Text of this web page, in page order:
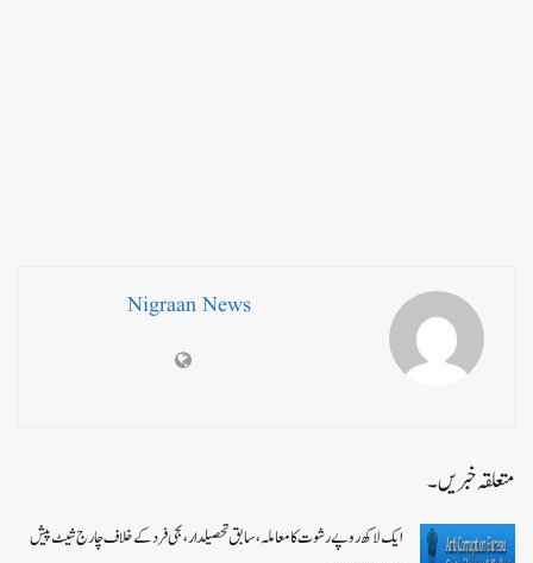
Nigraan News
متعلقہ خبریں۔
ایک لاکھ روپے رشوت کا معاملہ،سابق تحصیلدار، نجی فرد کے خلاف چارج شیٹ پیش